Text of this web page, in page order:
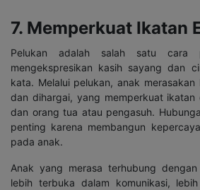
7. Memperkuat Ikatan
Pelukan adalah salah satu cara
mengekspresikan kasih sayang dan
kata. Melalui pelukan, anak
dan dihargai, yang memperkuat ikatan
dan orang tua atau pengasuh.
penting karena membangun
pada anak.
Anak yang merasa terhubung
lebih terbuka dalam komunikasi,